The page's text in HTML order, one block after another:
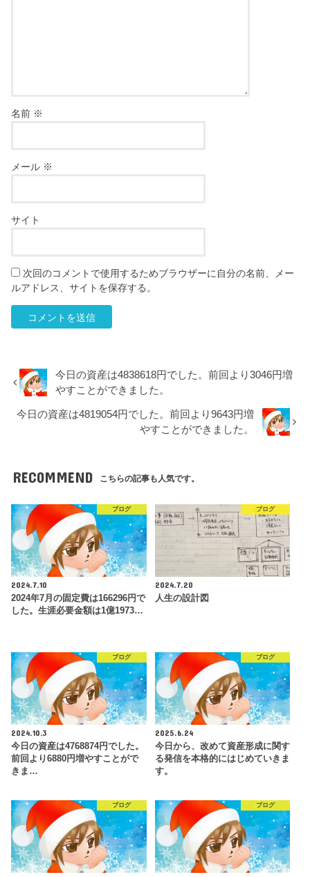
名前 ※
メール ※
サイト
次回のコメントで使用するためブラウザーに自分の名前、メー
ルアドレス、サイトを保存する。
今日の資産は4838618円でした。前回より3046円増
やすことができました。
今日の資産は4819054円でした。前回より9643円増
やすことができました。
RECOMMEND こちらの記事も人気です。
ブログ
2024.7.10
2024年7月の固定費は166296円で
した。生涯必要金額は1億1973…
ブログ
2024.7.20
人生の設計図
ブログ
2024.10.3
今日の資産は4768874円でした。
前回より6880円増やすことがで
きま…
ブログ
2025.6.24
今日から、改めて資産形成に関す
る発信を本格的にはじめていきま
す。
ブログ ブログ